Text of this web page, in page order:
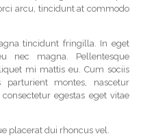
arcu, tincidunt at commodo
tincidunt fringilla. In eget
nec magna. Pellentesque
mi mattis eu. Cum sociis
montes, nascetur
egestas eget vitae
placerat dui rhoncus vel.